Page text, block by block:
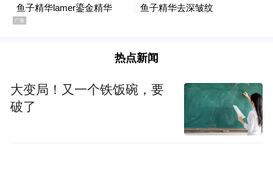
热点新闻
大变局！又一个铁饭碗，要
破了